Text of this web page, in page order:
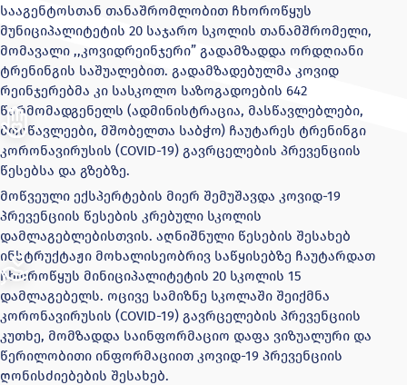
სააგენტოსთან თანაშრომლობით ჩხოროწყუს
მუნიციპალიტეტის 20 საჯარო სკოლის თანამშრომელი,
მომავალი ,,კოვიდრეინჯერი” გადამზადდა ორდღიანი
ტრენინგის საშუალებით. გადამზადებულმა კოვიდ
რეინჯერებმა კი სასკოლო საზოგადოების 642
წარმომადგენელს (ადმინისტრაცია, მასწავლებლები,
მოსწავლეები, მშობელთა საბჭო) ჩაუტარეს ტრენინგი
კორონავირუსის (COVID-19) გავრცელების პრევენციის
წესებსა და გზებზე.
მოწვეული ექსპერტების მიერ შემუშავდა კოვიდ-19
პრევენციის წესების კრებული სკოლის
დამლაგებლებისთვის. აღნიშნული წესების შესახებ
ინსტრუქტაჟი მოხალისეობრივ საწყისებზე ჩაუტარდათ
ჩხოროწყუს მინიციპალიტეტის 20 სკოლის 15
დამლაგებელს. ოცივე სამიზნე სკოლაში შეიქმნა
კორონავირუსის (COVID-19) გავრცელების პრევენციის
კუთხე, მომზადდა საინფორმაციო დაფა ვიზუალური და
წერილობითი ინფორმაციით კოვიდ-19 პრევენციის
ღონისძიებების შესახებ.